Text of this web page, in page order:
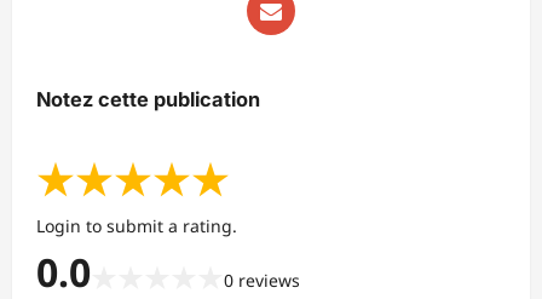
Notez cette publication
★★★★★
Login to submit a rating.
0.0 0 reviews